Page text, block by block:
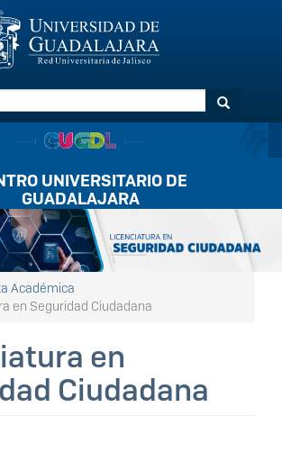
Buscar
UNIVERSITARIO DE
GUADALAJARA
Académica
en Seguridad Ciudadana
en
Ciudadana